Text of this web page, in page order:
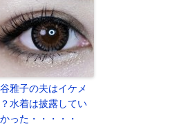
雅子の夫はイケメ
水着は披露してい
った・・・・・